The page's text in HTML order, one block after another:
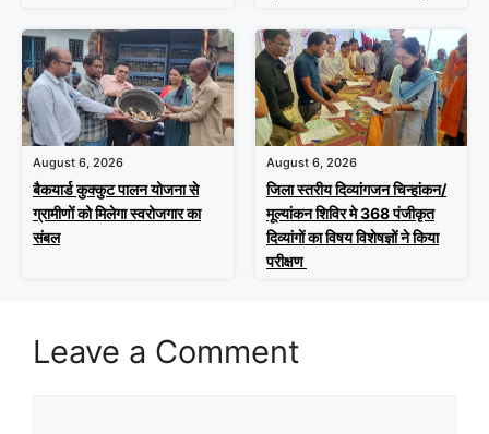
August 6, 2026
बैकयार्ड कुक्कुट पालन योजना से
ग्रामीणों को मिलेगा स्वरोजगार का
संबल
August 6, 2026
जिला स्तरीय दिव्यांगजन चिन्हांकन/
मूल्यांकन शिविर मे 368 पंजीकृत
दिव्यांगों का विषय विशेषज्ञों ने किया
परीक्षण
Leave a Comment